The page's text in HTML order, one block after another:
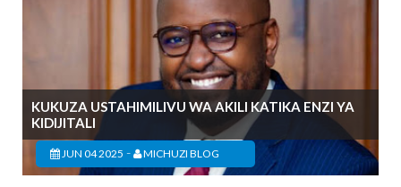
KUKUZA USTAHIMILIVU WA AKILI KATIKA ENZI YA
KIDIJITALI
JUN 04 2025 - MICHUZI BLOG